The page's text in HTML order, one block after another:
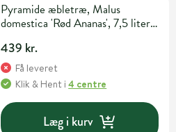
Pyramide æbletræ, Malus
domestica 'Rød Ananas', 7,5 liter
439 kr.
Få leveret
Klik & Hent i4 centre
Læg i kurv